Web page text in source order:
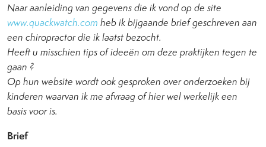
Naar aanleiding van gegevens die ik vond op de site
www.quackwatch.com heb ik bijgaande brief geschreven aan
een chiropractor die ik laatst bezocht.
Heeft u misschien tips of ideeën om deze praktijken tegen te
gaan ?
Op hun website wordt ook gesproken over onderzoeken bij
kinderen waarvan ik me afvraag of hier wel werkelijk een
basis voor is.
Brief